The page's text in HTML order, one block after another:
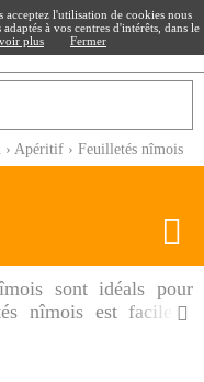
› Apéritif › Feuilletés nîmois
sont idéals pour
nîmois est facile à
une réussite.
l'utilisation de cookies nous
à vos centres d'intérêts, dans le
plus Fermer